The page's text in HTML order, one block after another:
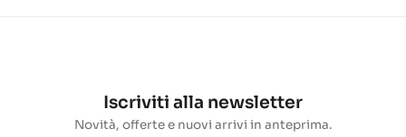
Iscriviti alla newsletter
Novità, offerte e nuovi arrivi in anteprima.